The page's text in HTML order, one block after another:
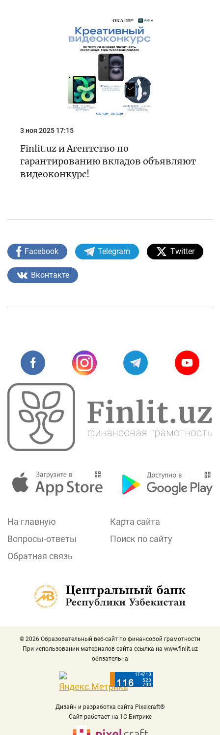
3 ноя 2025 17:15
Finlit.uz и Агентство по
гарантированию вкладов объявляют
видеоконкурс!
Facebook Telegram Twitter
Вконтакте
На главную
Карта сайта
Вопросы-ответы
Поиск по сайту
Обратная связь
© 2026 Образовательный веб-сайт по финансовой грамотности
При использовании материалов сайта ссылка на www.finlit.uz
обязательна
Дизайн и разработка сайта Pixelcraft®
Сайт работает на 1C-Битрикс